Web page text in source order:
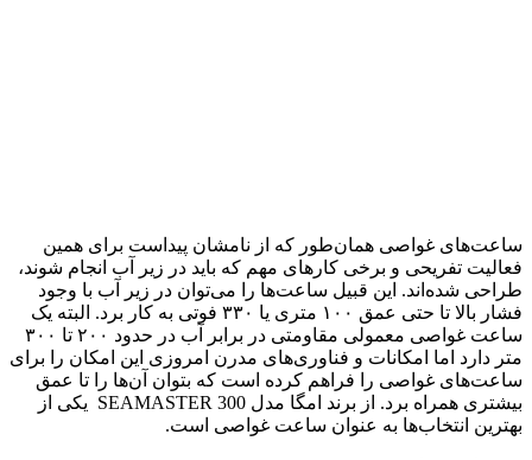
ساعت‌های غواصی همان‌طور که از نامشان پیداست برای همین
فعالیت تفریحی و برخی کارهای مهم که باید در زیر آب انجام شوند،
طراحی‌ شده‌اند. این قبیل ساعت‌ها را می‌توان در زیر آب با وجود
فشار بالا تا حتی عمق ۱۰۰ متری یا ۳۳۰ فوتی به کار برد. البته یک
ساعت غواصی معمولی مقاومتی در برابر آب در حدود ۲۰۰ تا ۳۰۰
متر دارد اما امکانات و فناوری‌های مدرن امروزی این امکان را برای
ساعت‌های غواصی را فراهم کرده‌ است که بتوان آن‌ها را تا عمق
بیشتری همراه برد. از برند امگا مدل SEAMASTER 300 یکی از
بهترین انتخاب‌ها به‌ عنوان ساعت غواصی است.